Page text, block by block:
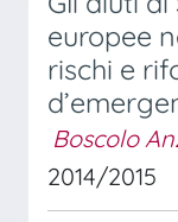
europee
rischi e
Boscolo
2014/2015